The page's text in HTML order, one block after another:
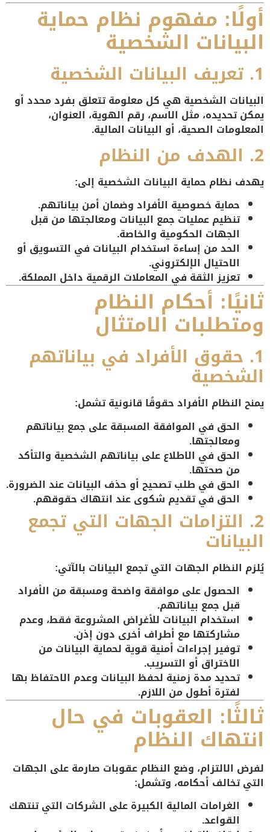
أولًا: مفهوم نظام حماية
البيانات الشخصية
1. تعريف البيانات الشخصية
البيانات الشخصية هي كل معلومة تتعلق بفرد محدد أو
يمكن تحديده، مثل الاسم، رقم الهوية، العنوان،
المعلومات الصحية، أو البيانات المالية.
2. الهدف من النظام
يهدف نظام حماية البيانات الشخصية إلى:
حماية خصوصية الأفراد وضمان أمن بياناتهم.
تنظيم عمليات جمع البيانات ومعالجتها من قبل
الجهات الحكومية والخاصة.
الحد من إساءة استخدام البيانات في التسويق أو
الاحتيال الإلكتروني.
تعزيز الثقة في المعاملات الرقمية داخل المملكة.
ثانيًا: أحكام النظام
ومتطلبات الامتثال
1. حقوق الأفراد في بياناتهم
الشخصية
يمنح النظام الأفراد حقوقًا قانونية تشمل:
الحق في الموافقة المسبقةعلى جمع بياناتهم
ومعالجتها.
الحق في الاطلاع على بياناتهم الشخصية والتأكد
من صحتها.
الحق في طلب تصحيح أو حذف البياناتعند الضرورة.
الحق في تقديم شكوىعند انتهاك حقوقهم.
2. التزامات الجهات التي تجمع
البيانات
يُلزم النظام الجهات التي تجمع البيانات بالآتي:
الحصول على موافقة واضحة ومسبقة من الأفراد
قبل جمع بياناتهم.
استخدام البيانات للأغراض المشروعة فقط، وعدم
مشاركتها مع أطراف أخرى دون إذن.
توفيرإجراءات أمنية قوية لحماية البيانات من
الاختراق أو التسريب.
تحديد مدة زمنية لحفظ البيانات وعدم الاحتفاظ بها
لفترة أطول من اللازم.
ثالثًا: العقوبات في حال
انتهاك النظام
لفرض الالتزام، وضع النظامعقوبات صارمةعلى الجهات
التي تخالف أحكامه، وتشمل:
الغرامات المالية الكبيرةعلى الشركات التي تنتهك
القواعد.